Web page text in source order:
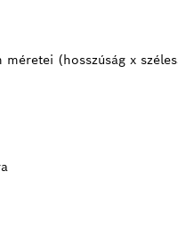
(hosszúság x